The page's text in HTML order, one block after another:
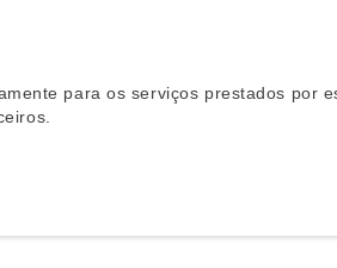
para os serviços prestados por